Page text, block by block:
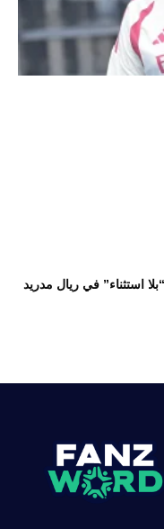
استثناء” في ريال مدريد